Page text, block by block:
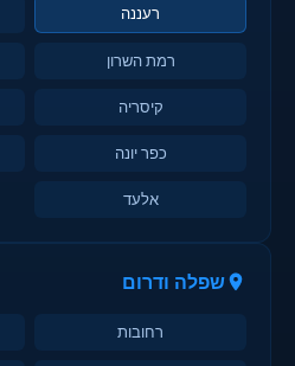
רעננה
רמת השרון
קיסריה
כפר יונה
אלעד
שפלה ודרום
רחובות